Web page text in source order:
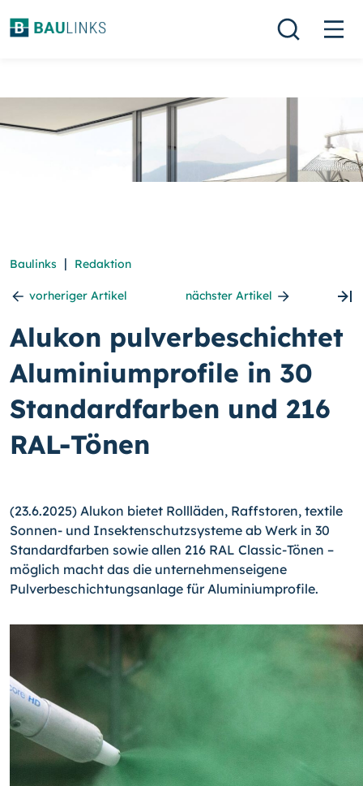
Baulinks | Redaktion
vorheriger Artikel nächster Artikel
Alukon pulverbeschichtet
Aluminiumprofile in 30
Standardfarben und 216
RAL-Tönen
(23.6.2025) Alukon bietet Rollläden, Raffstoren, textile
Sonnen- und Insektenschutz­systeme ab Werk in 30
Standardfarben sowie allen 216 RAL Classic-Tönen –
möglich macht das die unternehmenseigene
Pulverbeschichtungs­anlage für Aluminiumprofile.